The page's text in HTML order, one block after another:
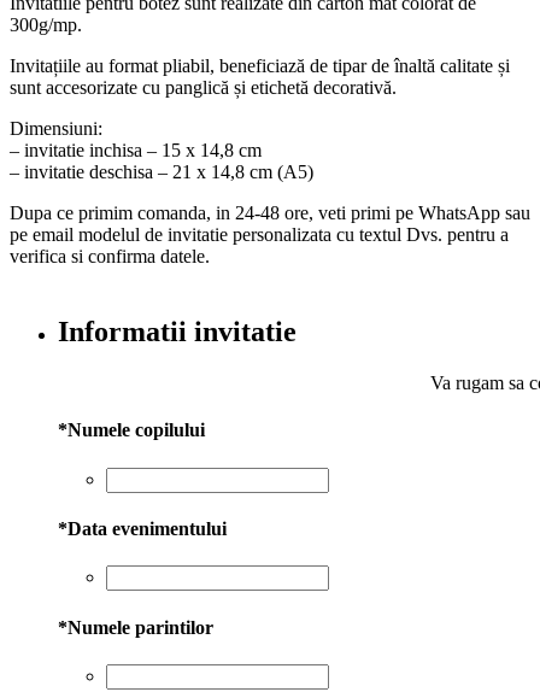
300g/mp.
Invitațiile au format pliabil, beneficiază de tipar de înaltă calitate și
sunt accesorizate cu panglică și etichetă decorativă.
Dimensiuni:
– invitatie inchisa – 15 x 14,8 cm
– invitatie deschisa – 21 x 14,8 cm (A5)
Dupa ce primim comanda, in 24-48 ore, veti primi pe WhatsApp sau
pe email modelul de invitatie personalizata cu textul Dvs. pentru a
verifica si confirma datele.
Informatii invitatie
Va rugam sa
*Numele copilului
*Data evenimentului
*Numele parintilor